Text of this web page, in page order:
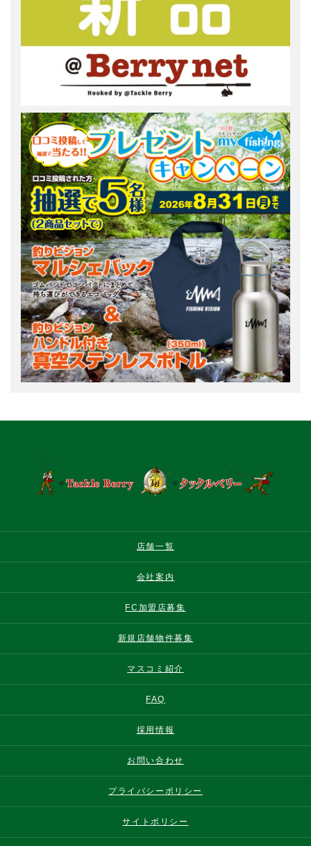
店舗一覧
会社案内
FC加盟店募集
新規店舗物件募集
マスコミ紹介
FAQ
採用情報
お問い合わせ
プライバシーポリシー
サイトポリシー